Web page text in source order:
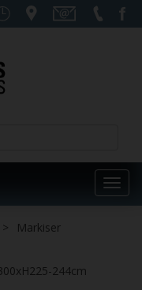
Markiser
244cm